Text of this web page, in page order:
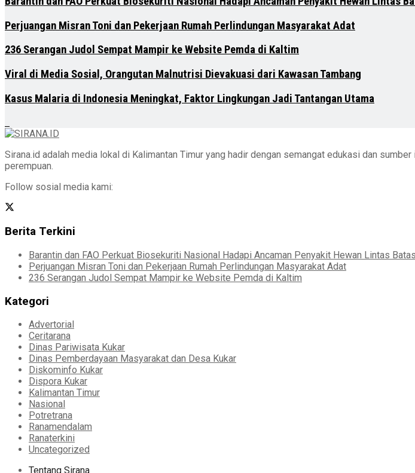
Perjuangan Misran Toni dan Pekerjaan Rumah Perlindungan Masyarakat Adat
236 Serangan Judol Sempat Mampir ke Website Pemda di Kaltim
Viral di Media Sosial, Orangutan Malnutrisi Dievakuasi dari Kawasan Tambang
Kasus Malaria di Indonesia Meningkat, Faktor Lingkungan Jadi Tantangan Utama
Sirana.id adalah media lokal di Kalimantan Timur yang hadir dengan semangat edukasi dan
perempuan.
Follow sosial media kami:
Berita Terkini
Barantin dan FAO Perkuat Biosekuriti Nasional Hadapi Ancaman Penyakit Hewan Lintas Batas
Perjuangan Misran Toni dan Pekerjaan Rumah Perlindungan Masyarakat Adat
236 Serangan Judol Sempat Mampir ke Website Pemda di Kaltim
Kategori
Advertorial
Ceritarana
Dinas Pariwisata Kukar
Dinas Pemberdayaan Masyarakat dan Desa Kukar
Diskominfo Kukar
Dispora Kukar
Kalimantan Timur
Nasional
Potretrana
Ranamendalam
Ranaterkini
Uncategorized
Tentang Sirana